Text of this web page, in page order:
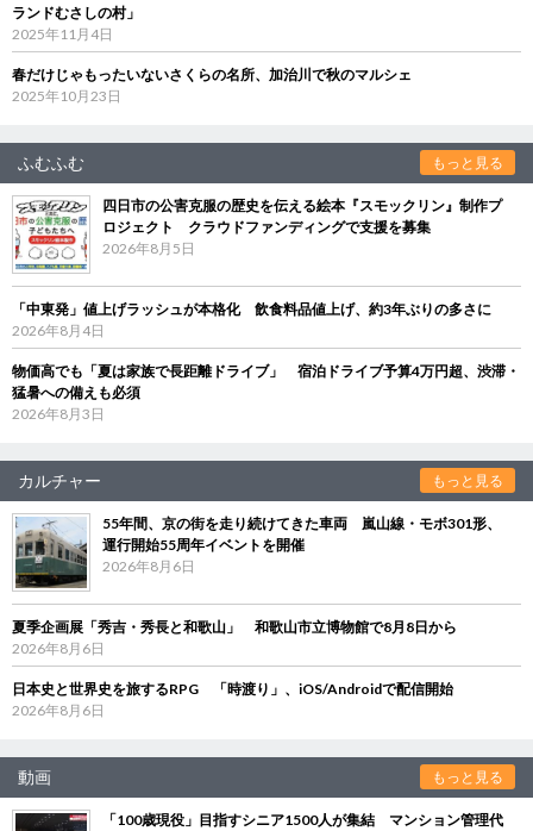
ランドむさしの村」
2025年11月4日
春だけじゃもったいないさくらの名所、加治川で秋のマルシェ
2025年10月23日
ふむふむ もっと見る
四日市の公害克服の歴史を伝える絵本『スモックリン』制作プ
ロジェクト クラウドファンディングで支援を募集
2026年8月5日
「中東発」値上げラッシュが本格化 飲食料品値上げ、約3年ぶりの多さに
2026年8月4日
物価高でも「夏は家族で長距離ドライブ」 宿泊ドライブ予算4万円超、渋滞・
猛暑への備えも必須
2026年8月3日
カルチャー もっと見る
55年間、京の街を走り続けてきた車両 嵐山線・モボ301形、
運行開始55周年イベントを開催
2026年8月6日
夏季企画展「秀吉・秀長と和歌山」 和歌山市立博物館で8月8日から
2026年8月6日
日本史と世界史を旅するRPG 「時渡り」、iOS/Androidで配信開始
2026年8月6日
動画 もっと見る
「100歳現役」目指すシニア1500人が集結 マンション管理代